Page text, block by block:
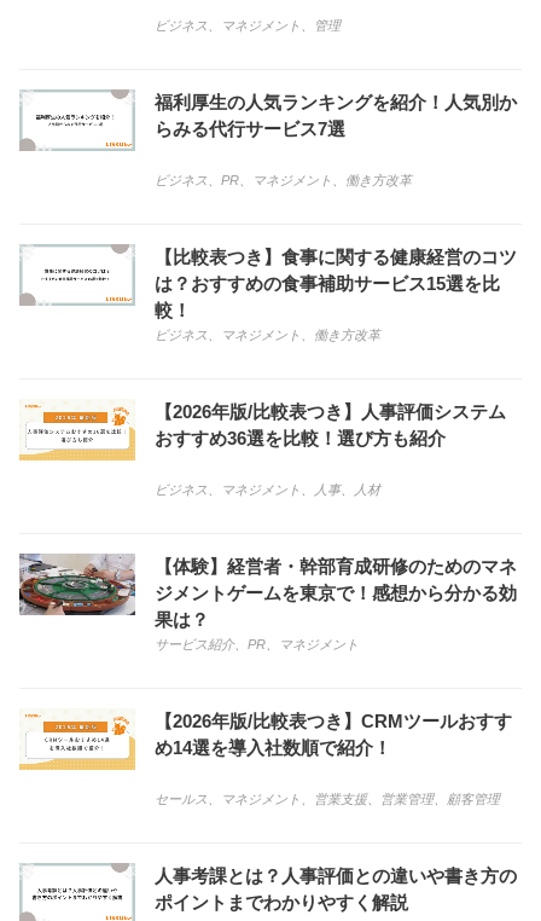
ビジネス マネジメント 管理
福利厚生の人気ランキングを紹介！人気別か
らみる代行サービス7選
ビジネス PR マネジメント 働き方改革
【比較表つき】食事に関する健康経営のコツ
は？おすすめの食事補助サービス15選を比
較！
ビジネス マネジメント 働き方改革
【2026年版/比較表つき】人事評価システム
おすすめ36選を比較！選び方も紹介
ビジネス マネジメント 人事、 人材
【体験】経営者・幹部育成研修のためのマネ
ジメントゲームを東京で！感想から分かる効
果は？
サービス紹介、 PR マネジメント
【2026年版/比較表つき】CRMツールおすす
め14選を導入社数順で紹介！
セールス マネジメント 営業支援、 営業管理、 顧客管理
人事考課とは？人事評価との違いや書き方の
ポイントまでわかりやすく解説